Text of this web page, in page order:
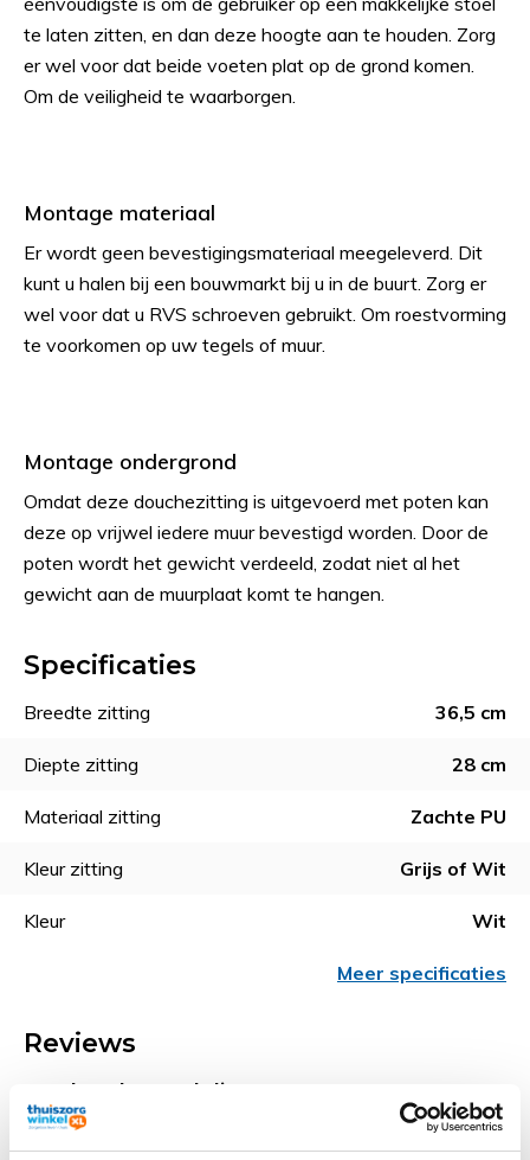
te laten zitten, en dan deze hoogte aan te houden. Zorg
er wel voor dat beide voeten plat op de grond komen.
Om de veiligheid te waarborgen.
Montage materiaal
Er wordt geen bevestigingsmateriaal meegeleverd. Dit
kunt u halen bij een bouwmarkt bij u in de buurt. Zorg er
wel voor dat u RVS schroeven gebruikt. Om roestvorming
te voorkomen op uw tegels of muur.
Montage ondergrond
Omdat deze douchezitting is uitgevoerd met poten kan
deze op vrijwel iedere muur bevestigd worden. Door de
poten wordt het gewicht verdeeld, zodat niet al het
gewicht aan de muurplaat komt te hangen.
Specificaties
Breedte zitting 36,5 cm
Diepte zitting 28 cm
Materiaal zitting Zachte PU
Kleur zitting Grijs of Wit
Kleur Wit
Meer specificaties
Reviews
Product beoordelingen